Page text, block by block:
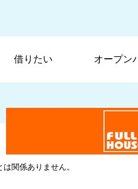
借りたい オープン
関係ありません。